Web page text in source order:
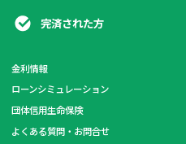
完済された方
金利情報
ローンシミュレーション
団体信用生命保険
よくある質問・お問合せ